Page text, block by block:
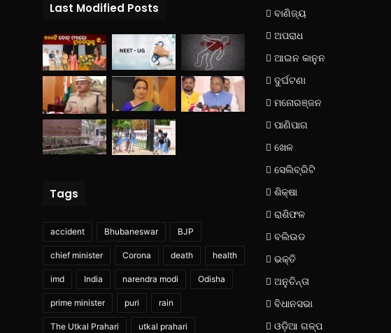
Last Modified Posts
Tags
accident Bhubaneswar BJP
chief minister Corona death health
imd India narendra modi Odisha
prime minister puri rain
The Utkal Prahari utkal prahari
ବାଣିଜ୍ୟ
ଅପରାଧ
ଆଇନ କାନୁନ
ଦୁର୍ଘଟଣା
ମନୋରଞ୍ଜନ
ପାଣିପାଗ
ଖେଳ
ସେଲିବ୍ରିଟି
ଶିକ୍ଷା
ରାଶିଫଳ
ବଲିଉଡ
ଭକ୍ତି
ଅନୁଚିନ୍ତା
ବିଧାନସଭା
ଓଡ଼ିଆ ଗଳ୍ପ